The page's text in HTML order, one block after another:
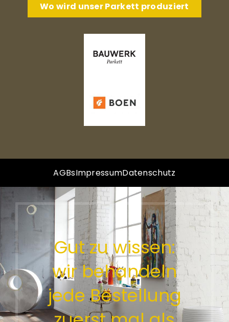
Wo wird unser Parkett produziert
AGBsImpressumDatenschutz
Gut zu wissen:
wir behandeln
jede Bestellung